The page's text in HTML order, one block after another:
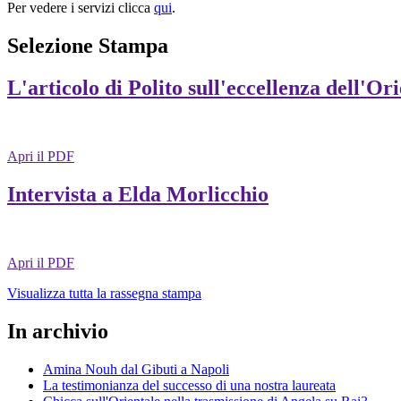
Per vedere i servizi clicca qui.
Selezione Stampa
L'articolo di Polito sull'eccellenza
Apri il PDF
Intervista a Elda Morlicchio
Apri il PDF
Visualizza tutta la rassegna stampa
In archivio
Amina Nouh dal Gibuti a Napoli
La testimonianza del successo di una nostra laureata